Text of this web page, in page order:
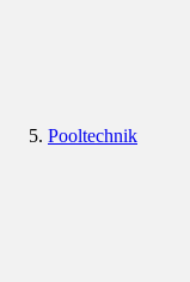
Pooltechnik